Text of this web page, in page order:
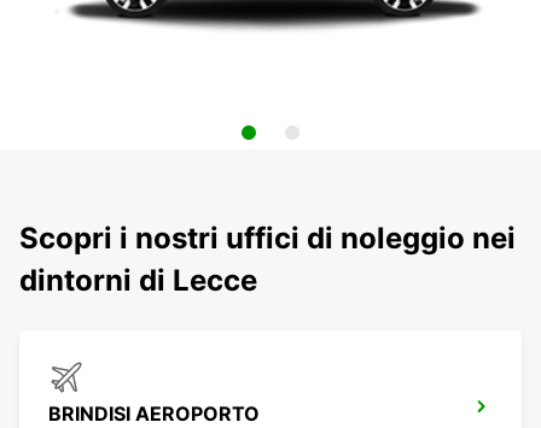
Scopri i nostri uffici di noleggio nei
dintorni di Lecce
BRINDISI AEROPORTO